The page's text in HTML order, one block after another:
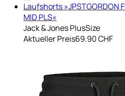
Laufshorts »JPSTGORDON
MID PLS«
Jack & Jones PlusSize
Aktueller Preis69.90 CHF